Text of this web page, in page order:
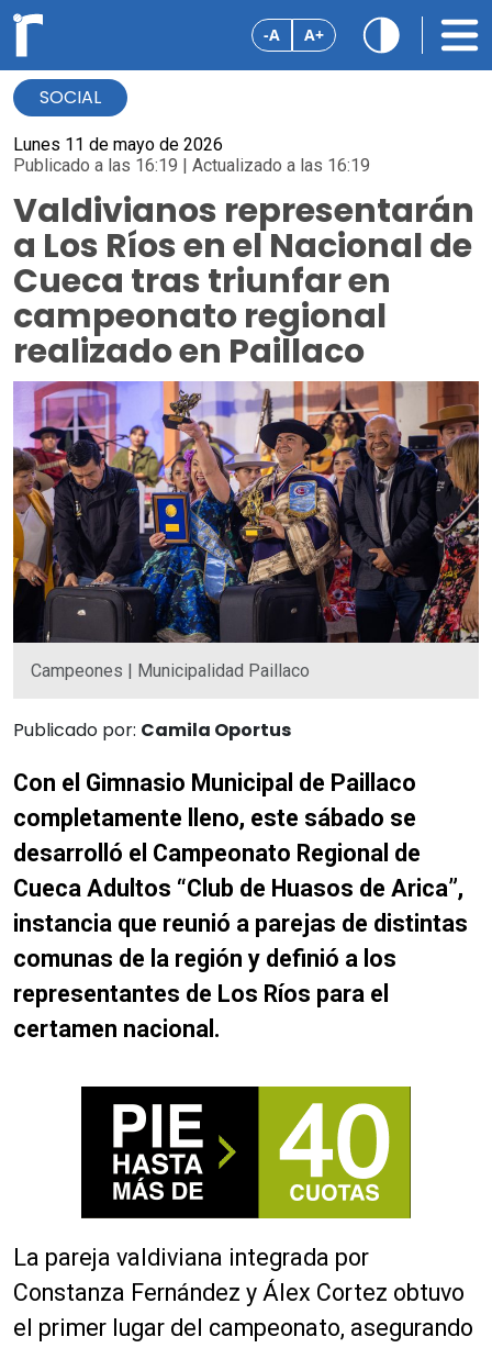
-A A+
SOCIAL
Lunes 11 de mayo de 2026
Publicado a las 16:19 | Actualizado a las 16:19
Valdivianos representarán
a Los Ríos en el Nacional de
Cueca tras triunfar en
campeonato regional
realizado en Paillaco
Campeones | Municipalidad Paillaco
Publicado por: Camila Oportus
Con el Gimnasio Municipal de Paillaco
completamente lleno, este sábado se
desarrolló el Campeonato Regional de
Cueca Adultos “Club de Huasos de Arica”,
instancia que reunió a parejas de distintas
comunas de la región y definió a los
representantes de Los Ríos para el
certamen nacional.
La pareja valdiviana integrada por
Constanza Fernández y Álex Cortez obtuvo
el primer lugar del campeonato, asegurando